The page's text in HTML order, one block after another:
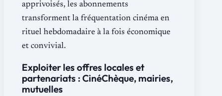
apprivoisés, les abonnements
transforment la fréquentation cinéma en
rituel hebdomadaire à la fois économique
et convivial.
Exploiter les offres locales et
partenariats : CinéChèque, mairies,
mutuelles